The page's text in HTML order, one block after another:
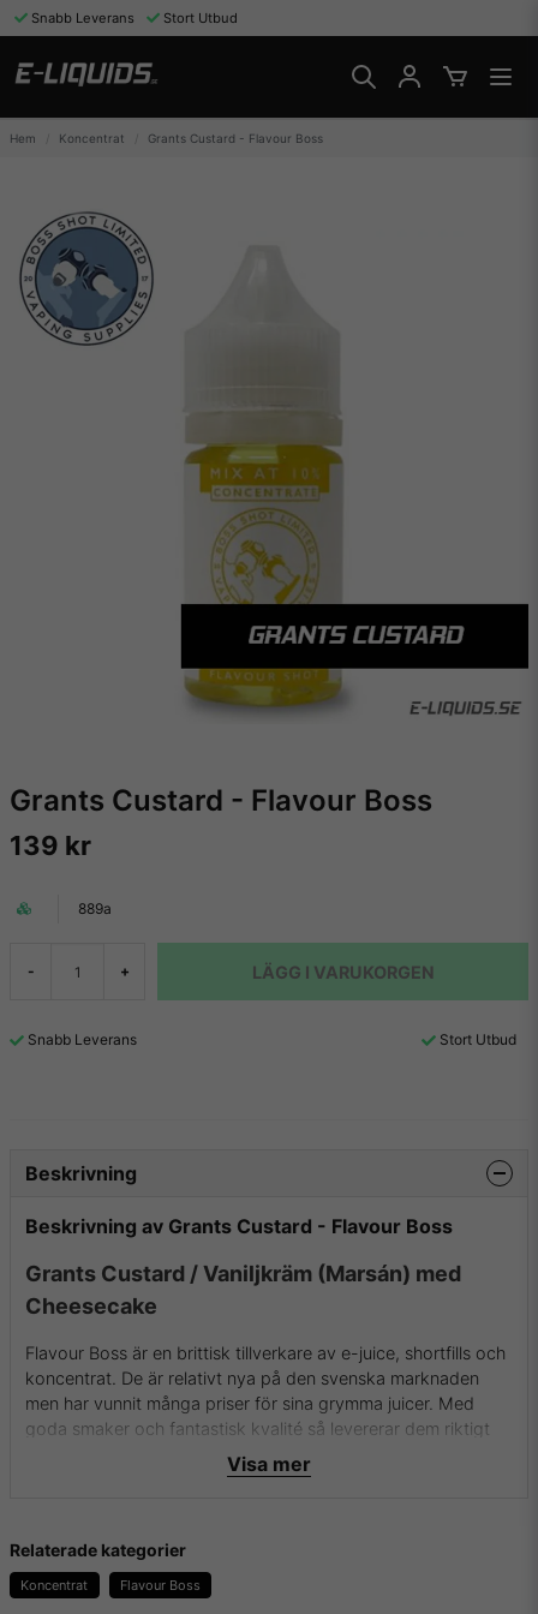
Snabb Leverans Stort Utbud
Hem Koncentrat Grants Custard - Flavour Boss
Grants Custard - Flavour Boss
139 kr
889a
- + LÄGG I VARUKORGEN
Snabb Leverans Stort Utbud
Beskrivning
Beskrivning av Grants Custard - Flavour Boss
Grants Custard / Vaniljkräm (Marsán) med
Cheesecake
Flavour Boss är en brittisk tillverkare av e-juice, shortfills och
koncentrat. De är relativt nya på den svenska marknaden
men har vunnit många priser för sina grymma juicer. Med
goda smaker och fantastisk kvalité så levererar dem riktigt
För mer info om Flavour Boss och deras aromer samt
essenser besök dem då på
Visa mer
Relaterade kategorier
Koncentrat Flavour Boss